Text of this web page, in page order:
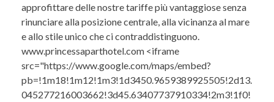
approfittare delle nostre tariffe più vantaggiose senza
rinunciare alla posizione centrale, alla vicinanza al mare
e allo stile unico che ci contraddistinguono.
www.princessaparthotel.com <iframe
src="https://www.google.com/maps/embed?
pb=!1m18!1m12!1m3!1d3450.9659389925505!2d13.
045277216003662!3d45.63407737910334!2m3!1f0!